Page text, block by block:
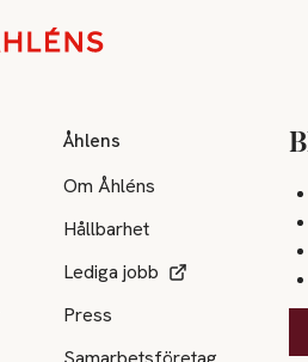
Åhlens
Om Åhléns
Hållbarhet
Lediga jobb
Press